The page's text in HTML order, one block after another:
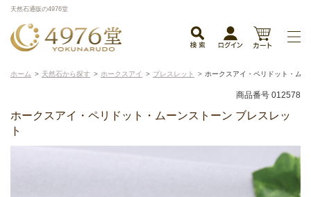
天然石通販の4976堂
ホーム 天然石から探す ホークスアイ ブレスレット ホークスアイ・ペリドット・ム
商品番号 012578
ホークスアイ・ペリドット・ムーンストーン ブレスレッ
ト